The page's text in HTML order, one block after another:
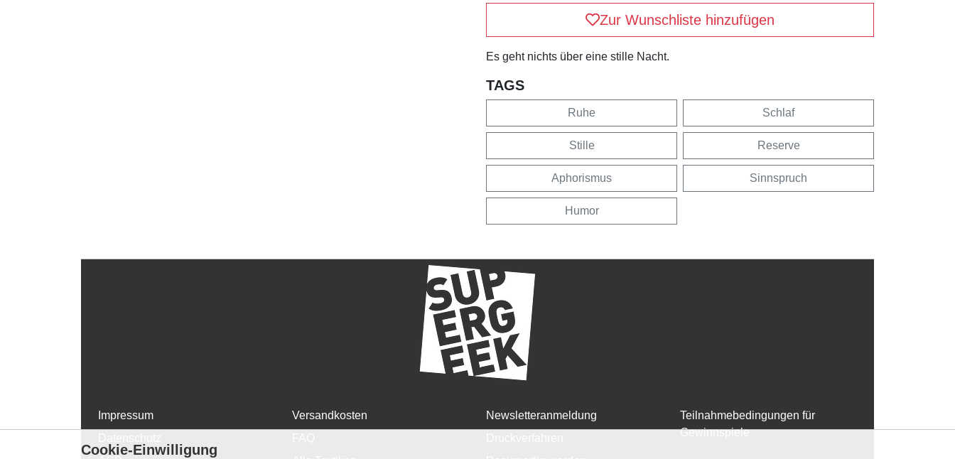
Zur Wunschliste hinzufügen
Es geht nichts über eine stille Nacht.
TAGS
Ruhe Schlaf
Stille Reserve
Aphorismus Sinnspruch
Humor
Impressum
Versandkosten
Newsletteranmeldung
Teilnahmebedingungen für
Gewinnspiele
Cookie-Einwilligung